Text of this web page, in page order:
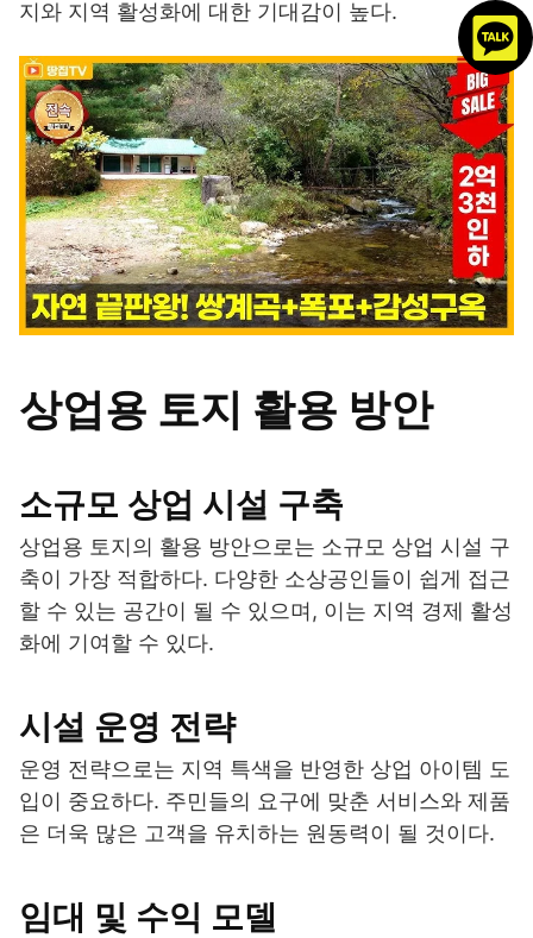
지와 지역 활성화에 대한 기대감이 높다.
상업용 토지 활용 방안
소규모 상업 시설 구축
상업용 토지의 활용 방안으로는 소규모 상업 시설 구
축이 가장 적합하다. 다양한 소상공인들이 쉽게 접근
할 수 있는 공간이 될 수 있으며, 이는 지역 경제 활성
화에 기여할 수 있다.
시설 운영 전략
운영 전략으로는 지역 특색을 반영한 상업 아이템 도
입이 중요하다. 주민들의 요구에 맞춘 서비스와 제품
은 더욱 많은 고객을 유치하는 원동력이 될 것이다.
임대 및 수익 모델